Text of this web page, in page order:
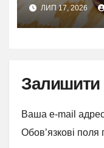
ЛИП 17, 2026
Залишити
Ваша e-mail
Обов’язкові поля